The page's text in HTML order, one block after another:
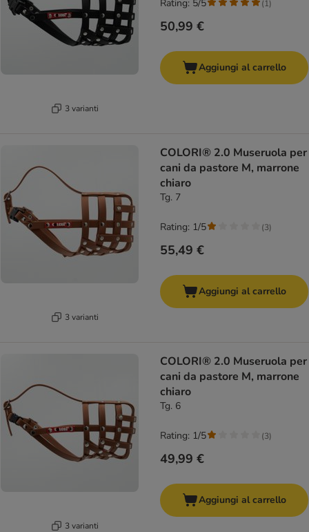
3 varianti
50,99 €
Rating: 5/5 (1)
Aggiungi al carrello
3 varianti
COLORI® 2.0 Museruola per
cani da pastore M, marrone
chiaro
Tg. 7
55,49 €
Rating: 1/5 (3)
Aggiungi al carrello
3 varianti
COLORI® 2.0 Museruola per
cani da pastore M, marrone
chiaro
Tg. 6
49,99 €
Rating: 1/5 (3)
Aggiungi al carrello